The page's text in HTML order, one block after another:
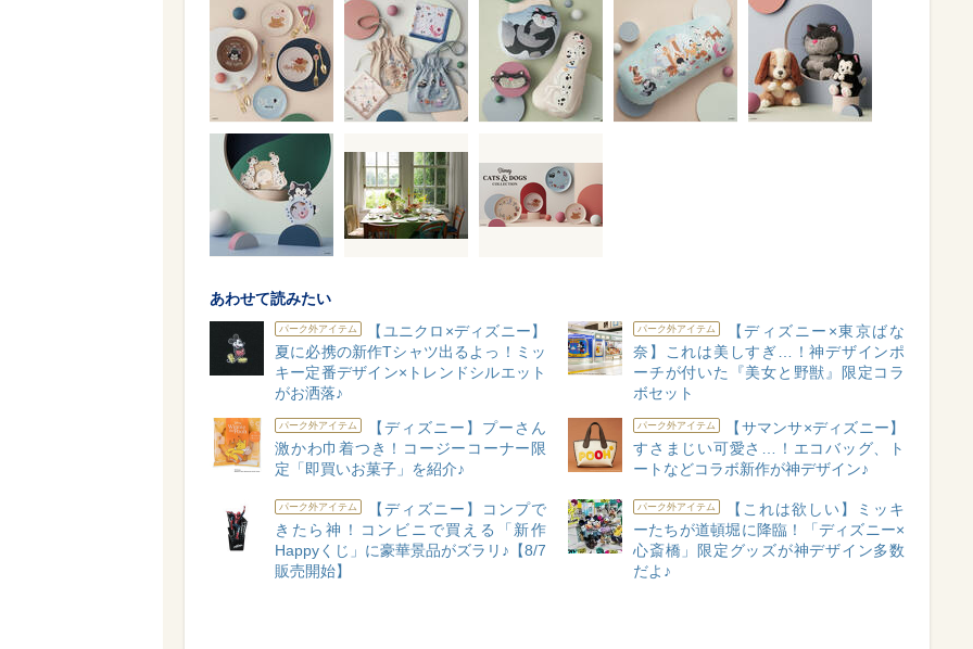
あわせて読みたい
パーク外アイテム
【ユニクロ×ディズニー】
夏に必携の新作Tシャツ出るよっ！ミッ
キー定番デザイン×トレンドシルエット
がお洒落♪
パーク外アイテム
【ディズニー×東京ばな
奈】これは美しすぎ…！神デザインポ
ーチが付いた『美女と野獣』限定コラ
ボセット
パーク外アイテム
【ディズニー】プーさん
激かわ巾着つき！コージーコーナー限
定「即買いお菓子」を紹介♪
パーク外アイテム
【サマンサ×ディズニー】
すさまじい可愛さ…！エコバッグ、ト
ートなどコラボ新作が神デザイン♪
パーク外アイテム
【ディズニー】コンプで
きたら神！コンビニで買える「新作
Happyくじ」に豪華景品がズラリ♪【8/7
販売開始】
パーク外アイテム
【これは欲しい】ミッキ
ーたちが道頓堀に降臨！「ディズニー×
心斎橋」限定グッズが神デザイン多数
だよ♪